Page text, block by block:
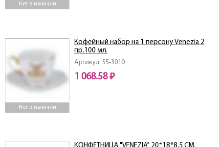
Нет в наличии
Нет в наличии
Артикул: 55-3010
Кофейный набор на 1 персону Venezia 2
пр.100 мл.
1 068.58 ₽